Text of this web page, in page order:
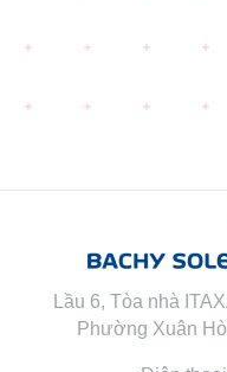
Lầu 6, Tòa nhà
Phường Xuân